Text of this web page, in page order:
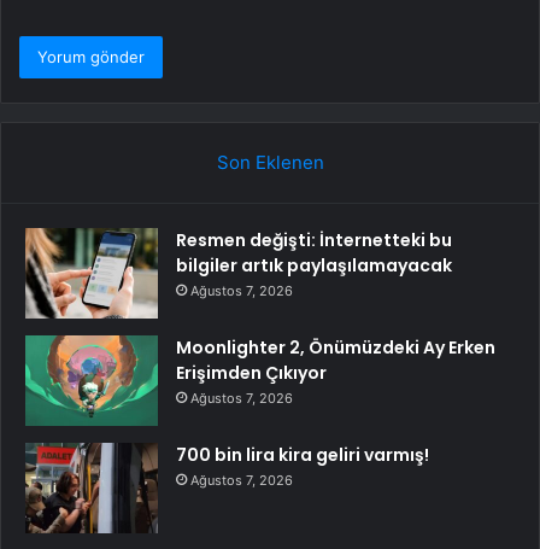
Son Eklenen
Resmen değişti: İnternetteki bu
bilgiler artık paylaşılamayacak
Ağustos 7, 2026
Moonlighter 2, Önümüzdeki Ay Erken
Erişimden Çıkıyor
Ağustos 7, 2026
700 bin lira kira geliri varmış!
Ağustos 7, 2026